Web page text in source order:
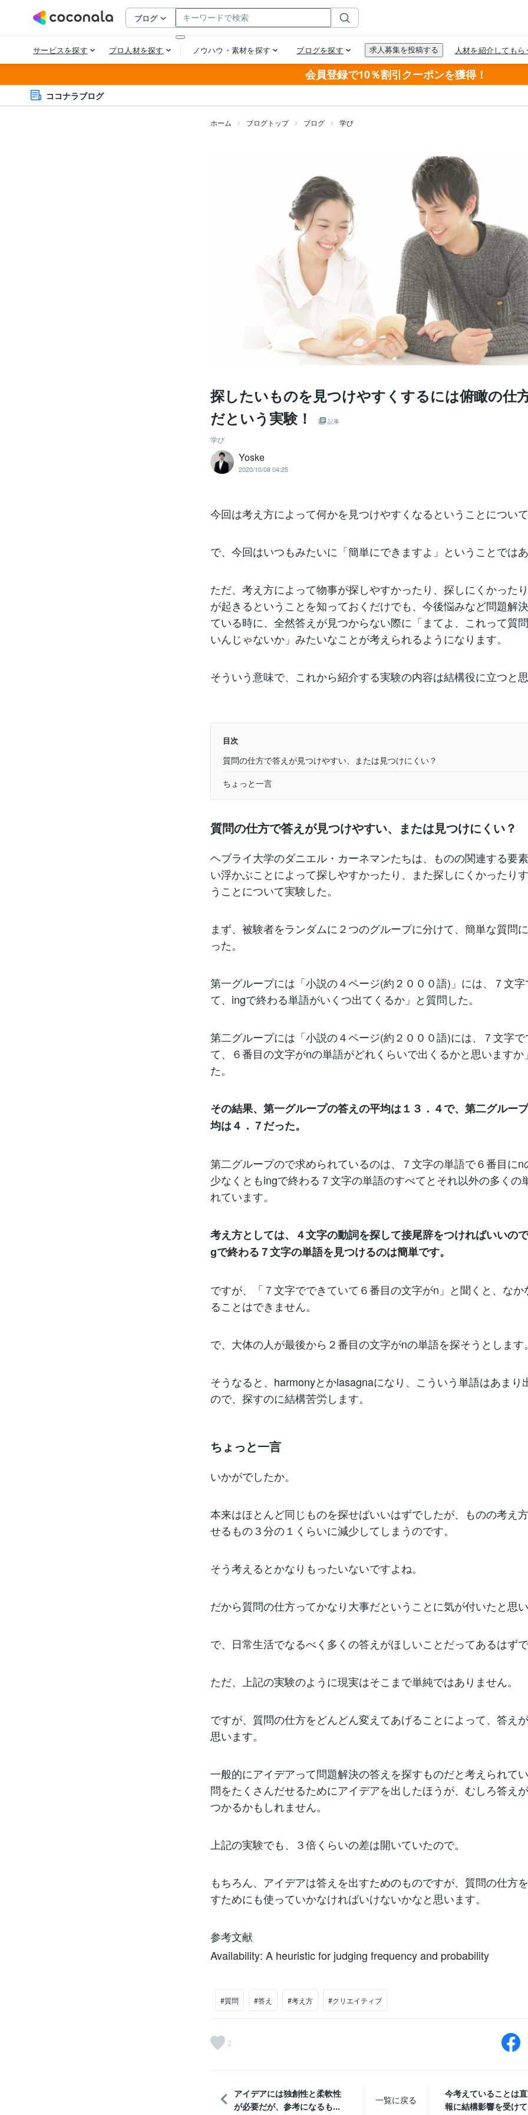
会員登録で10％割引クーポンを獲得！
ココナラブログ
ホーム ブログトップ ブログ 学び
探したいものを見つけやすくするには俯瞰の仕
だという実験！
記事
学び
Yoske
2020/10/08 04:25
今回は考え方によって何かを見つけやすくなるということについて
で、今回はいつもみたいに「簡単にできますよ」ということではあ
ただ、考え方によって物事が探しやすかったり、探しにくかった
が起きるということを知っておくだけでも、今後悩みなど問題解
ている時に、全然答えが見つからない際に「まてよ、これって質
いんじゃないか」みたいなことが考えられるようになります。
そういう意味で、これから紹介する実験の内容は結構役に立つと思
目次
質問の仕方で答えが見つけやすい、または見つけにくい？
ちょっと一言
質問の仕方で答えが見つけやすい、または見つけにくい？
ヘブライ大学のダニエル・カーネマンたちは、ものの関連する要
い浮かぶことによって探しやすかったり、また探しにくかったり
うことについて実験した。
まず、被験者をランダムに２つのグループに分けて、簡単な質問
った。
第一グループには「小説の４ページ(約２０００語)」には、７文
て、ingで終わる単語がいくつ出てくるか」と質問した。
第二グループには「小説の４ページ(約２０００語)には、７文字
て、６番目の文字がnの単語がどれくらいで出くるかと思いますか
た。
その結果、第一グループの答えの平均は１３．４で、第二グルー
均は４．７だった。
第二グループので求められているのは、７文字の単語で６番目にn
少なくともingで終わる７文字の単語のすべてとそれ以外の多くの
れています。
考え方としては、４文字の動詞を探して接尾辞をつければいいの
gで終わる７文字の単語を見つけるのは簡単です。
ですが、「７文字でできていて６番目の文字がn」と聞くと、なか
ることはできません。
で、大体の人が最後から２番目の文字がnの単語を探そうとします。
そうなると、harmonyとかlasagnaになり、こういう単語はあまり
ので、探すのに結構苦労します。
ちょっと一言
いかがでしたか。
本来はほとんど同じものを探せばいいはずでしたが、ものの考え
せるもの３分の１くらいに減少してしまうのです。
そう考えるとかなりもったいないですよね。
だから質問の仕方ってかなり大事だということに気が付いたと思い
で、日常生活でなるべく多くの答えがほしいことだってあるはず
ただ、上記の実験のように現実はそこまで単純ではありません。
ですが、質問の仕方をどんどん変えてあげることによって、答え
思います。
一般的にアイデアって問題解決の答えを探すものだと考えられて
問をたくさんだせるためにアイデアを出したほうが、むしろ答え
つかるかもしれません。
上記の実験でも、３倍くらいの差は開いていたので。
もちろん、アイデアは答えを出すためのものですが、質問の仕方
すためにも使っていかなければいけないかなと思います。
参考文献
Availability: A heuristic for judging frequency and probability
#質問 #答え #考え方 #クリエイティブ
2
アイデアには独創性と柔軟性
が必要だが、参考になるも...
一覧に戻る
今考えていることは
報に結構影響を受け